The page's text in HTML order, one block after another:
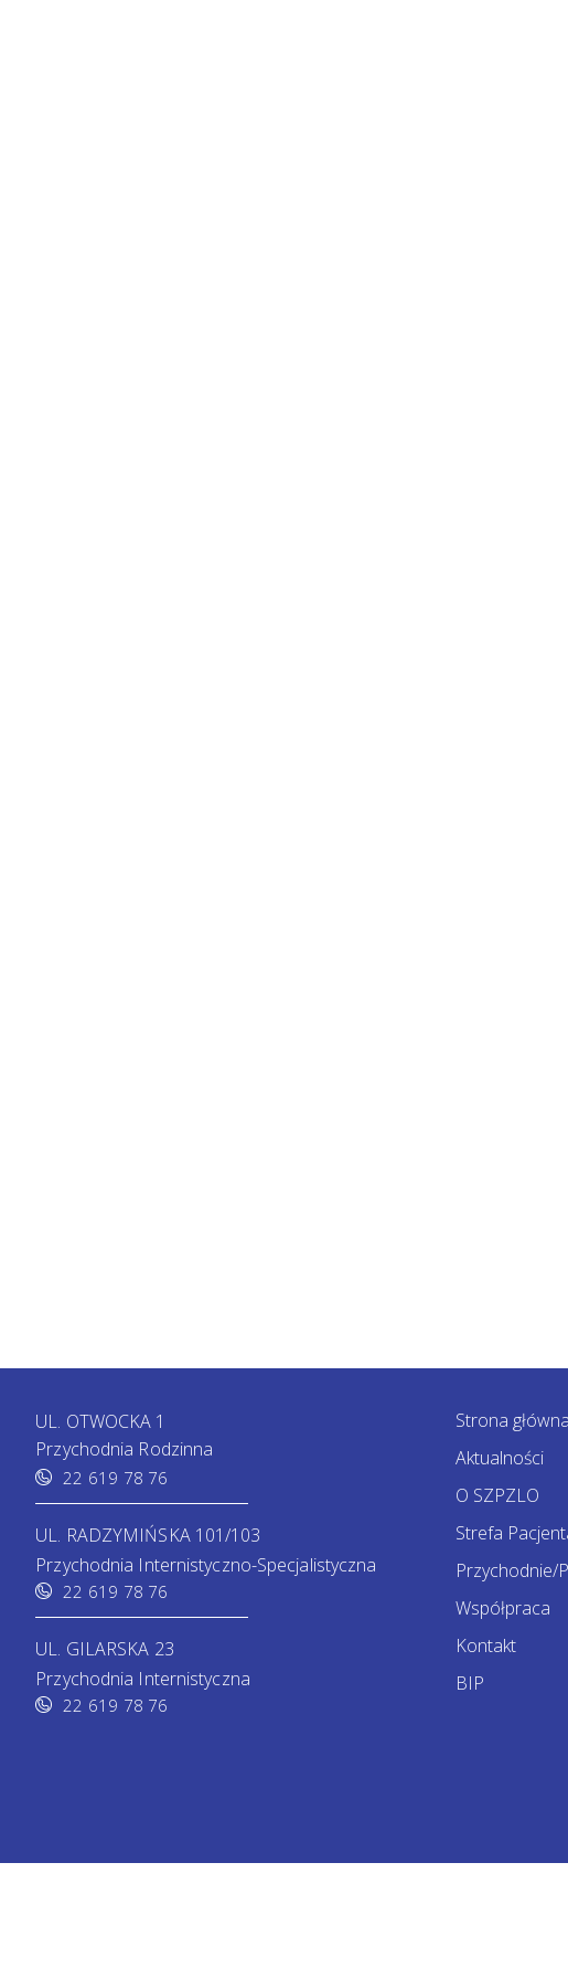
UL. OTWOCKA 1
Przychodnia Rodzinna
22 619 78 76
UL. RADZYMIŃSKA 101/103
Przychodnia Internistyczno-Specjalistyczna
22 619 78 76
UL. GILARSKA 23
Przychodnia Internistyczna
22 619 78 76
Strona główna
Aktualności
O SZPZLO
Strefa
Przychodnie/
Współpraca
Kontakt
BIP